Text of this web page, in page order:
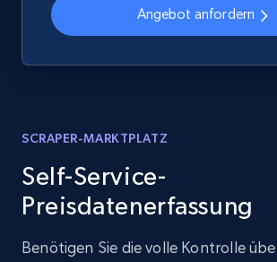
Angebot anfordern
SCRAPER-MARKTPLATZ
Self-Service-
Preisdatenerfassung
Benötigen Sie die volle Kontrolle